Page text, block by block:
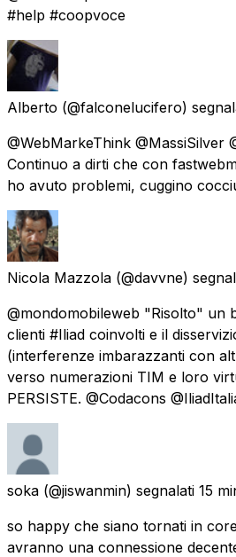
#help #coopvoce
Alberto (@falconelucifero)
@WebMarkeThink @MassiSilver
Continuo a dirti che con
ho avuto problemi, cuggino
Nicola Mazzola (@davvne)
@mondomobileweb "Risolto" un
clienti #Iliad coinvolti e il
(interferenze imbarazzanti con
verso numerazioni TIM e loro
PERSISTE. @Codacons
soka (@jiswanmin) segnalati 15
so happy che siano tornati in
avranno una connessione